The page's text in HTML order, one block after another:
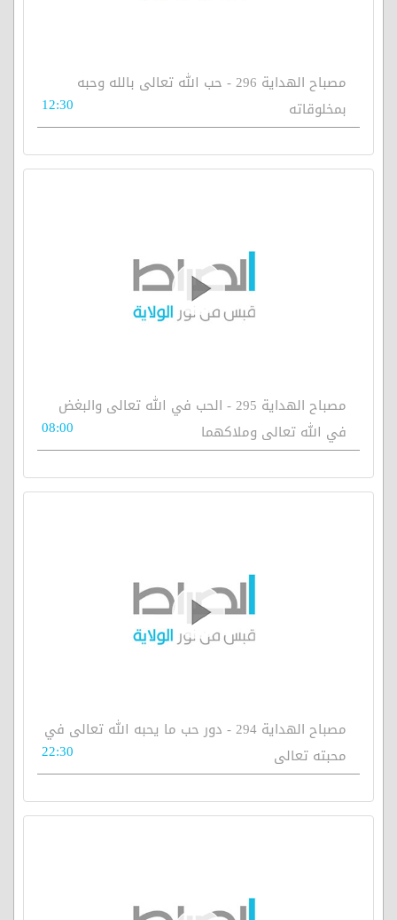
مصباح الهداية 296 - حب الله تعالى بالله وحبه
بمخلوقاته
12:30
مصباح الهداية 295 - الحب في الله تعالى والبغض
في الله تعالى وملاكهما
08:00
مصباح الهداية 294 - دور حب ما يحبه الله تعالى في
محبته تعالى
22:30